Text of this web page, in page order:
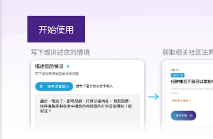
1. 假如某人在公共厕所安装隐藏摄影机在他人不知
是否需要承担偷窥行为的法律责任？
2. 如果某人在自己家的客房里安装隐藏式录像机，
下拍摄到客人的亲密行为，又是否会被追究偷窥罪
3. 在公共场所拍摄他人臀部照片的人是否需要承担
F. 偷拍裙底
开始使用